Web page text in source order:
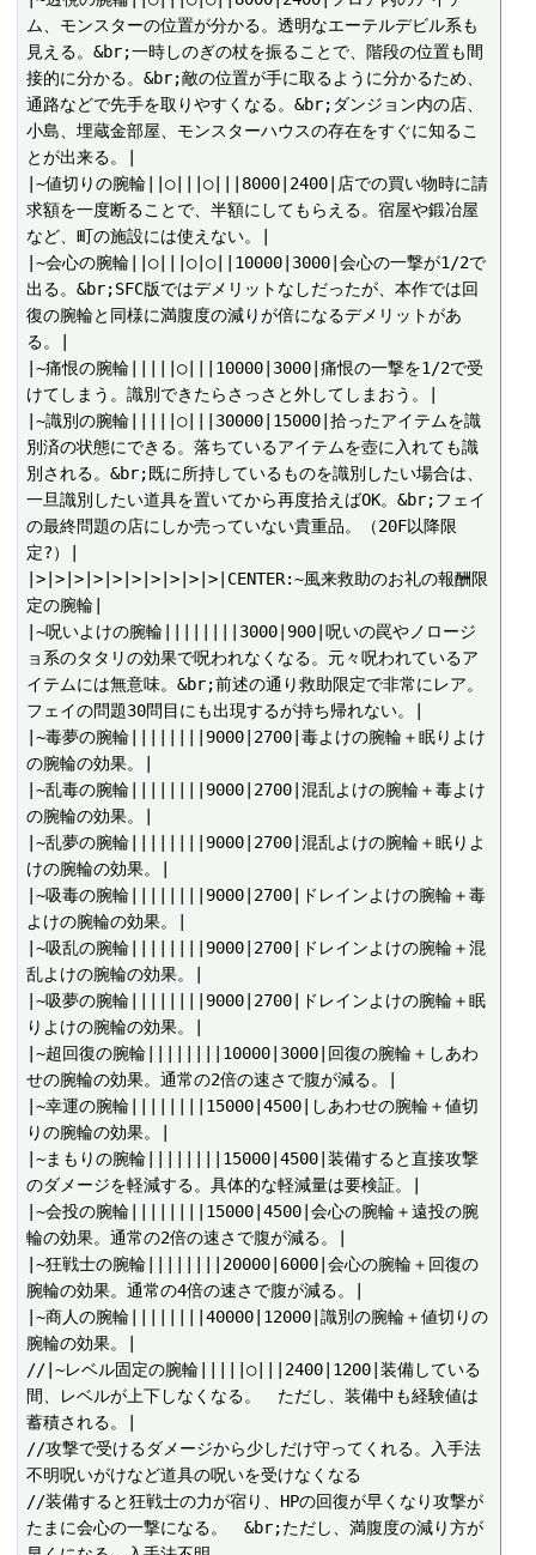
ム、モンスターの位置が分かる。透明なエーテルデビル系も
見える。&br;一時しのぎの杖を振ることで、階段の位置も間
接的に分かる。&br;敵の位置が手に取るように分かるため、
通路などで先手を取りやすくなる。&br;ダンジョン内の店、
小島、埋蔵金部屋、モンスターハウスの存在をすぐに知るこ
とが出来る。|
|~値切りの腕輪||○|||○|||8000|2400|店での買い物時に請
求額を一度断ることで、半額にしてもらえる。宿屋や鍛冶屋
など、町の施設には使えない。|
|~会心の腕輪||○|||○|○||10000|3000|会心の一撃が1/2で
出る。&br;SFC版ではデメリットなしだったが、本作では回
復の腕輪と同様に満腹度の減りが倍になるデメリットがあ
る。|
|~痛恨の腕輪|||||○|||10000|3000|痛恨の一撃を1/2で受
けてしまう。識別できたらさっさと外してしまおう。|
|~識別の腕輪|||||○|||30000|15000|拾ったアイテムを識
別済の状態にできる。落ちているアイテムを壺に入れても識
別される。&br;既に所持しているものを識別したい場合は、
一旦識別したい道具を置いてから再度拾えばOK。&br;フェイ
の最終問題の店にしか売っていない貴重品。（20F以降限
定?）|
|>|>|>|>|>|>|>|>|>|>|CENTER:~風来救助のお礼の報酬限
定の腕輪|
|~呪いよけの腕輪||||||||3000|900|呪いの罠やノロージ
ョ系のタタリの効果で呪われなくなる。元々呪われているア
イテムには無意味。&br;前述の通り救助限定で非常にレア。
フェイの問題30問目にも出現するが持ち帰れない。|
|~毒夢の腕輪||||||||9000|2700|毒よけの腕輪＋眠りよけ
の腕輪の効果。|
|~乱毒の腕輪||||||||9000|2700|混乱よけの腕輪＋毒よけ
の腕輪の効果。|
|~乱夢の腕輪||||||||9000|2700|混乱よけの腕輪＋眠りよ
けの腕輪の効果。|
|~吸毒の腕輪||||||||9000|2700|ドレインよけの腕輪＋毒
よけの腕輪の効果。|
|~吸乱の腕輪||||||||9000|2700|ドレインよけの腕輪＋混
乱よけの腕輪の効果。|
|~吸夢の腕輪||||||||9000|2700|ドレインよけの腕輪＋眠
りよけの腕輪の効果。|
|~超回復の腕輪||||||||10000|3000|回復の腕輪＋しあわ
せの腕輪の効果。通常の2倍の速さで腹が減る。|
|~幸運の腕輪||||||||15000|4500|しあわせの腕輪＋値切
りの腕輪の効果。|
|~まもりの腕輪||||||||15000|4500|装備すると直接攻撃
のダメージを軽減する。具体的な軽減量は要検証。|
|~会投の腕輪||||||||15000|4500|会心の腕輪＋遠投の腕
輪の効果。通常の2倍の速さで腹が減る。|
|~狂戦士の腕輪||||||||20000|6000|会心の腕輪＋回復の
腕輪の効果。通常の4倍の速さで腹が減る。|
|~商人の腕輪||||||||40000|12000|識別の腕輪＋値切りの
腕輪の効果。|
//|~レベル固定の腕輪|||||○|||2400|1200|装備している
間、レベルが上下しなくなる。　ただし、装備中も経験値は
蓄積される。|
//攻撃で受けるダメージから少しだけ守ってくれる。入手法
不明呪いがけなど道具の呪いを受けなくなる
//装備すると狂戦士の力が宿り、HPの回復が早くなり攻撃が
たまに会心の一撃になる。　&br;ただし、満腹度の減り方が